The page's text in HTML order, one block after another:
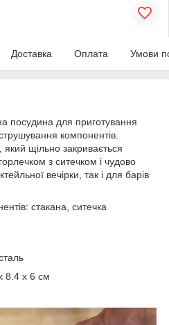
Доставка Оплата Умови
посудина для приготування
компонентів.
який щільно закривається
з ситечком і чудово
вечірки, так і для барів
стакана, ситечка
8.4 x 6 см